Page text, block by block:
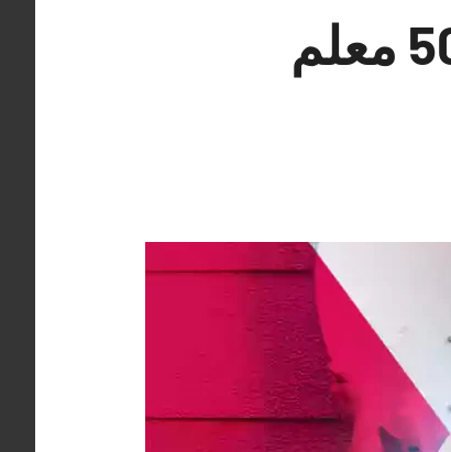
فني تركيب ستلايت الشامية 50994997 معلم